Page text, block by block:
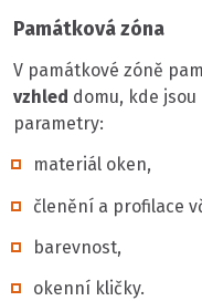
Památková zóna
V památkové zóně
vzhled domu, kde
parametry:
materiál oken,
členění a profilace
barevnost,
okenní kličky.